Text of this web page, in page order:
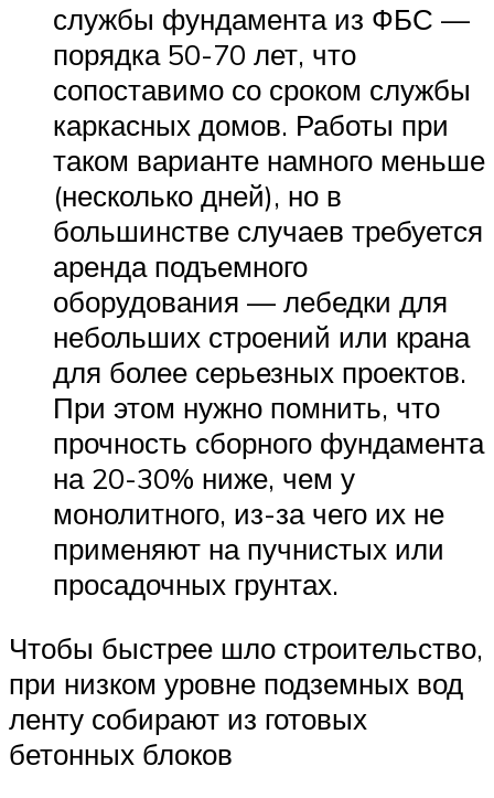
службы фундамента из ФБС —
порядка 50-70 лет, что
сопоставимо со сроком службы
каркасных домов. Работы при
таком варианте намного меньше
(несколько дней), но в
большинстве случаев требуется
аренда подъемного
оборудования — лебедки для
небольших строений или крана
для более серьезных проектов.
При этом нужно помнить, что
прочность сборного фундамента
на 20-30% ниже, чем у
монолитного, из-за чего их не
применяют на пучнистых или
просадочных грунтах.
Чтобы быстрее шло строительство,
при низком уровне подземных вод
ленту собирают из готовых
бетонных блоков